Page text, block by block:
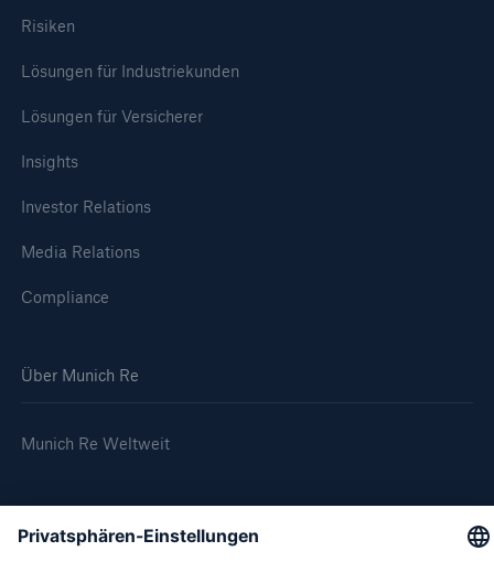
Risiken
Lösungen für Industriekunden
Lösungen für Versicherer
Insights
Investor Relations
Media Relations
Compliance
Über Munich Re
Munich Re Weltweit